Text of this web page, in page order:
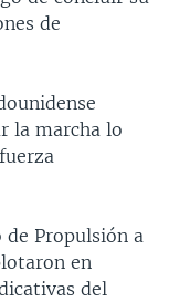
de
la marcha lo
Propulsión a
en
del